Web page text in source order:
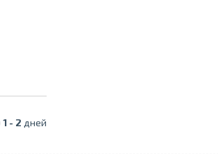
1 - 2 дней